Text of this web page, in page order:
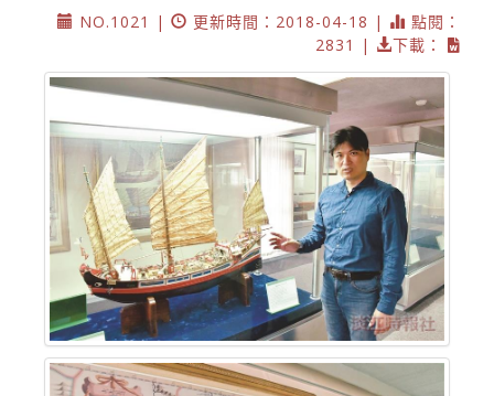
NO.1021 |
更新時間：2018-04-18 |
點閱：
2831 |
下載：